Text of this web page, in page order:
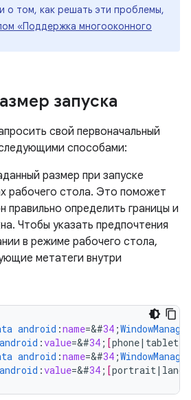
о том, как решать эти проблемы,
«Поддержка многооконного
запуска
свой первоначальный
способами:
размер при запуске
рабочего стола. Это поможет
правильно определить границы и
Чтобы указать предпочтения
в режиме рабочего стола,
метатеги внутри
android :name=&#34 ;
android :value=&#34 ; [phone| tablet
android :name=&#34 ;
android :value=&#34 ; [portrait|